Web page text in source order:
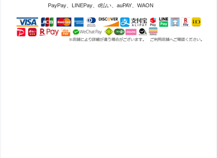
PayPay、LINEPay、d払い、auPAY、WAON